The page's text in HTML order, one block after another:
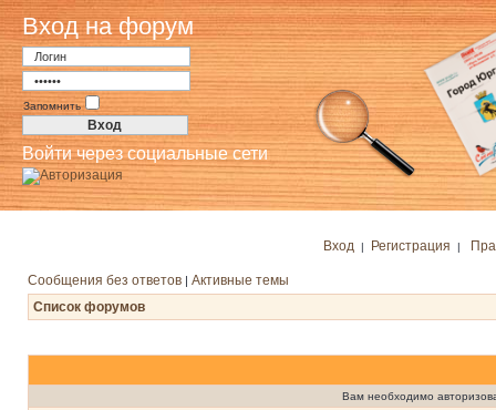
Вход на форум
Запомнить
Войти через социальные сети
Вход | Регистрация |
Сообщения без ответов | Активные темы
Список форумов
Вам необходимо